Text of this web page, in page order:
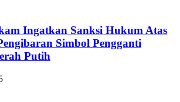
Ingatkan Sanksi Hukum Atas
Simbol Pengganti
Putih